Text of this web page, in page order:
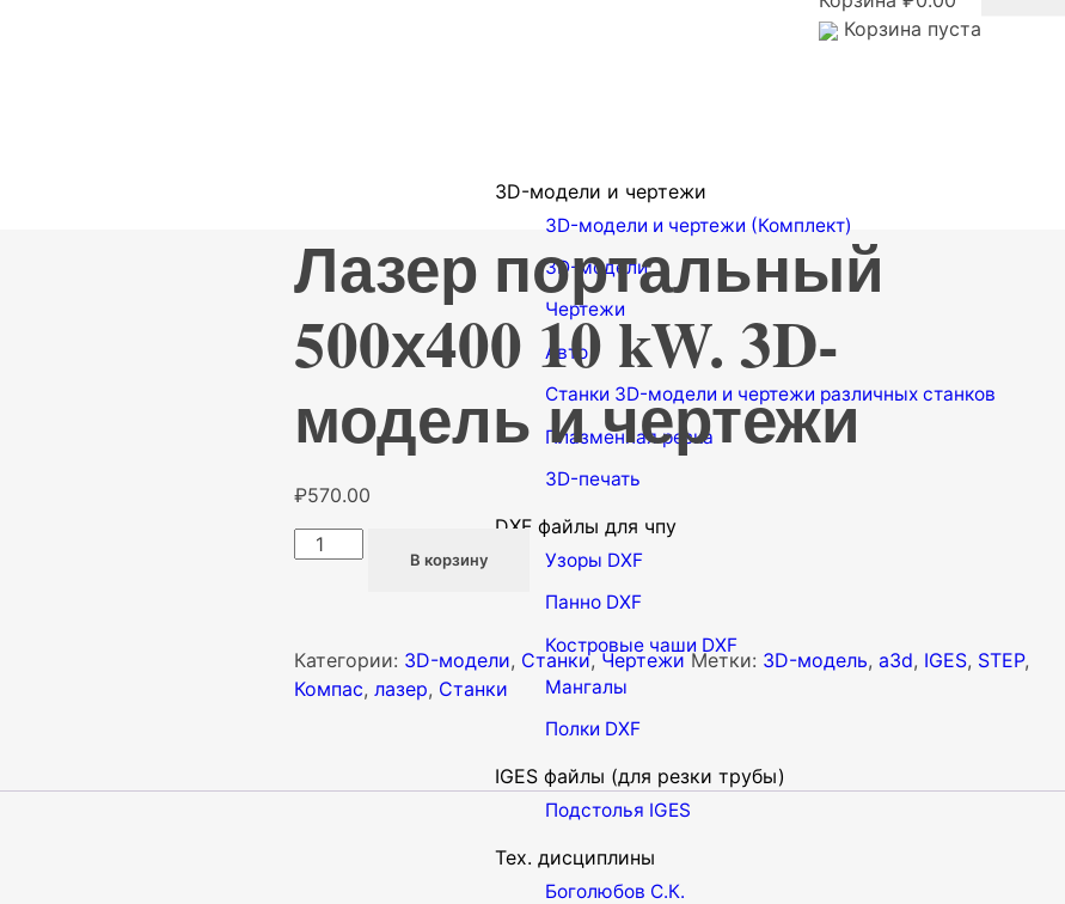
Корзина пуста
3D-модели и чертежи
3D-модели и чертежи (Комплект)
3D-модели
Чертежи
Авто
Станки 3D-модели и чертежи различных станков
Плазменная резка
3D-печать
DXF файлы для чпу
Узоры DXF
Панно DXF
Костровые чаши DXF
Мангалы
Полки DXF
IGES файлы (для резки трубы)
Подстолья IGES
Тех. дисциплины
Боголюбов С.К.
Лазер портальный
500х400 10 kW. 3D-
модель и чертежи
₽570.00
Количество
500х400
10
В корзину
Категории: 3D-модели, Станки, Чертежи Метки: 3D-модель, a3d, IGES, STEP,
Компас, лазер, Станки